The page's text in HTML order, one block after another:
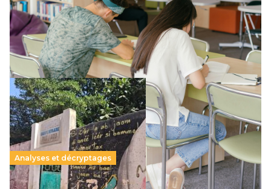
Le projet de loi sur la régulation de l’enseignement
supérieur privé met en lumière l’amplification d’un système
qui relègue l’acte pédagogique au superfétatoire, voire à…
Lire la suite →
Analyses et décryptages